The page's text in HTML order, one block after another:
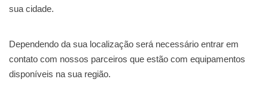
sua cidade.
Dependendo da sua localização será necessário entrar em
contato com nossos parceiros que estão com equipamentos
disponíveis na sua região.